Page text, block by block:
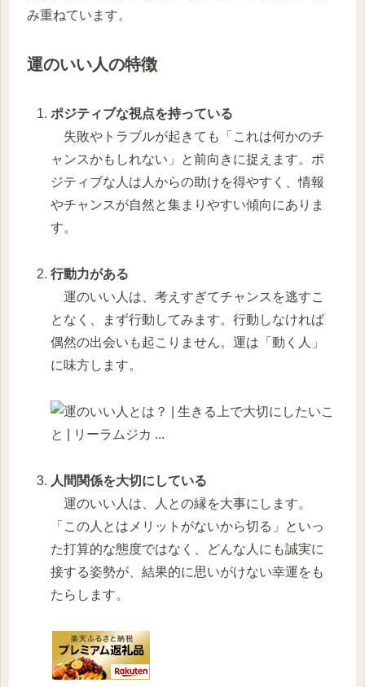
み重ねています。
運のいい人の特徴
ポジティブな視点を持っている
失敗やトラブルが起きても「これは何かのチ
ャンスかもしれない」と前向きに捉えます。ポ
ジティブな人は人からの助けを得やすく、情報
やチャンスが自然と集まりやすい傾向にありま
す。
行動力がある
運のいい人は、考えすぎてチャンスを逃すこ
となく、まず行動してみます。行動しなければ
偶然の出会いも起こりません。運は「動く人」
に味方します。
人間関係を大切にしている
運のいい人は、人との縁を大事にします。
「この人とはメリットがないから切る」といっ
た打算的な態度ではなく、どんな人にも誠実に
接する姿勢が、結果的に思いがけない幸運をも
たらします。